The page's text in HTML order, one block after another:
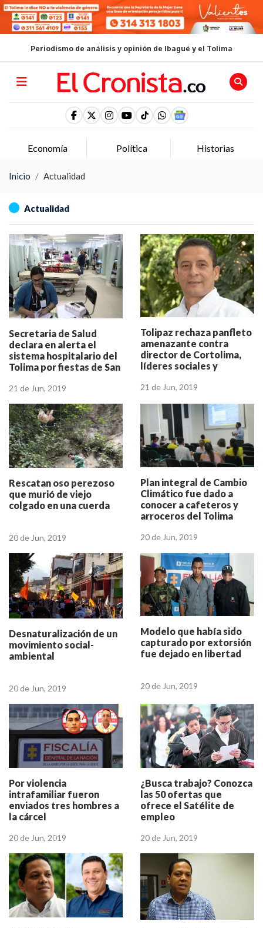
Periodismo de análisis y opinión de Ibagué y el Tolima
Economía Política Historias
Inicio Actualidad
Actualidad
Secretaria de Salud
declara en alerta el
sistema hospitalario del
Tolima por fiestas de San
21 de Jun, 2019
Tolipaz rechaza panfleto
amenazante contra
director de Cortolima,
líderes sociales y
21 de Jun, 2019
Rescatan oso perezoso
que murió de viejo
colgado en una cuerda
20 de Jun, 2019
Plan integral de Cambio
Climático fue dado a
conocer a cafeteros y
arroceros del Tolima
20 de Jun, 2019
Desnaturalización de un
movimiento social-
ambiental
20 de Jun, 2019
Modelo que había sido
capturado por extorsión
fue dejado en libertad
20 de Jun, 2019
Por violencia
intrafamiliar fueron
enviados tres hombres a
la cárcel
20 de Jun, 2019
¿Busca trabajo? Conozca
las 50 ofertas que
ofrece el Satélite de
empleo
20 de Jun, 2019